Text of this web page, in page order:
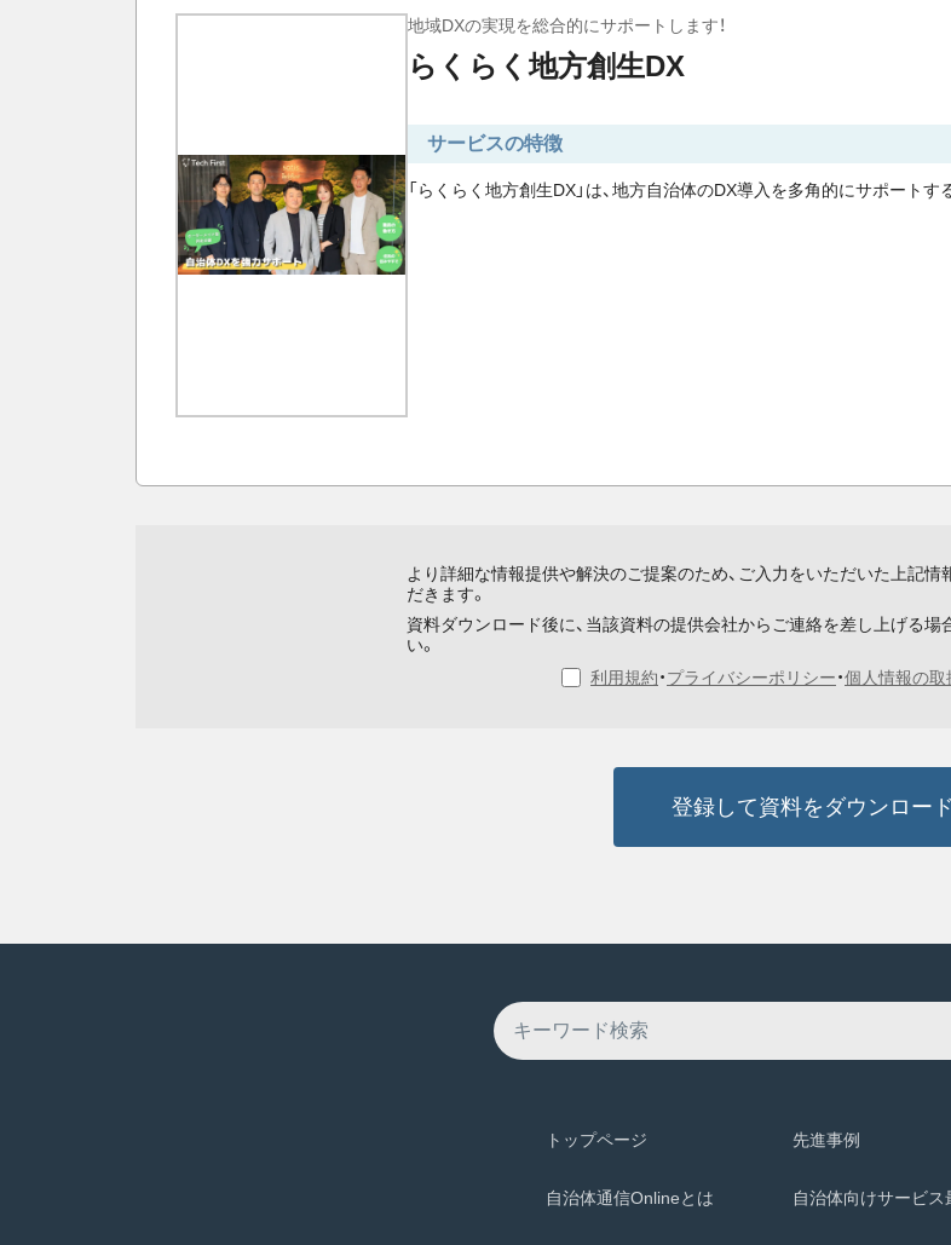
地域DXの実現を総合的にサポートします！
らくらく地方創生DX
サービスの特徴
「らくらく地方創生DX」は、地方自治体のDX導入を多角的にサポートす
より詳細な情報提供や解決のご提案のため、ご入力をいただいた上記
だきます。
資料ダウンロード後に、当該資料の提供会社からご連絡を差し上げる場
い。
利用規約・プライバシーポリシー・個人情報の取
登録して資料をダウンロード
トップページ
自治体通信Onlineとは
先進事例
自治体向けサービス